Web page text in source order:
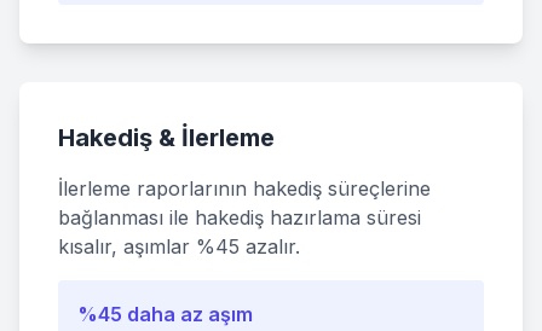
Hakediş & İlerleme
İlerleme raporlarının hakediş süreçlerine
bağlanması ile hakediş hazırlama süresi
kısalır, aşımlar %45 azalır.
%45 daha az aşım